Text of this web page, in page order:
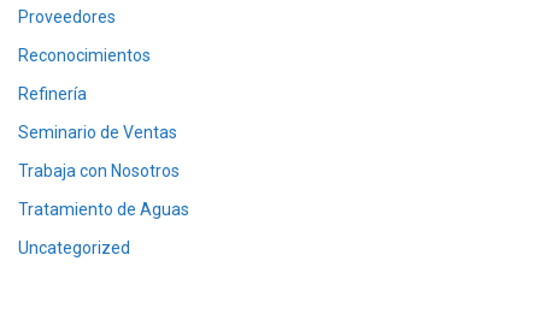
Proveedores
Reconocimientos
Refinería
Seminario de Ventas
Trabaja con Nosotros
Tratamiento de Aguas
Uncategorized